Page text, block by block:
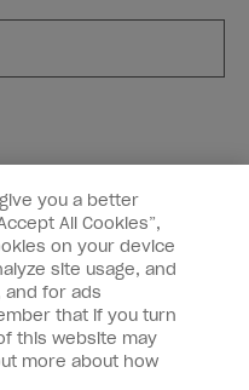
you a better
All Cookies”,
on your device
site usage, and
for ads
that if you turn
this website may
more about how